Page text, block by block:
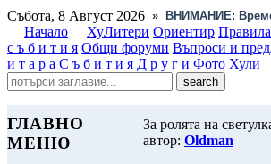
Събота, 8 Август 2026 » ВНИМАНИЕ:
Начало
ХуЛитери Ориентир
с ъ б и т и я Общи форуми Въпроси и
и т а р а С ъ б и т и я Д р у г и Фото Хули
ГЛАВНО
МЕНЮ
За ролята на
автор: Oldman